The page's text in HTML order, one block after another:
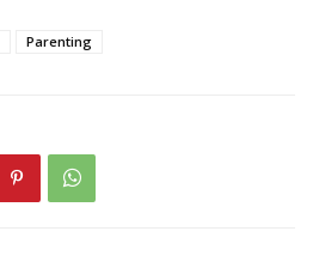
Parenting